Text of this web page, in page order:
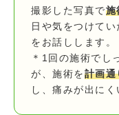
撮影した写真で施
日や気をつけて
をお話しします。
＊1回の施術でし
が、施術を計画通
し、痛みが出に